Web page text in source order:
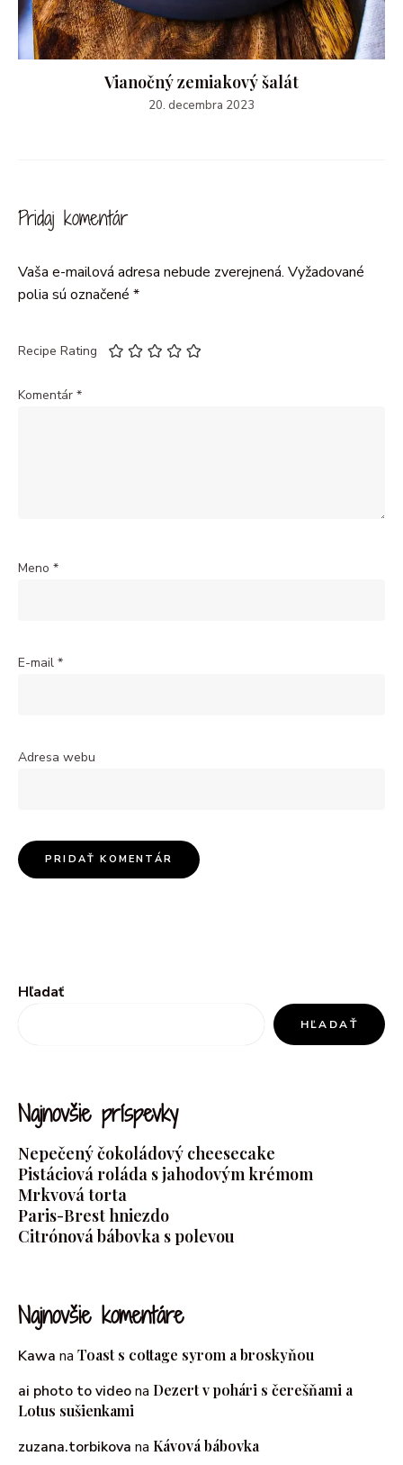
Vianočný zemiakový šalát
20. decembra 2023
Pridaj komentár
Vaša e-mailová adresa nebude zverejnená. Vyžadované
polia sú označené *
Recipe Rating
Komentár *
Meno *
E-mail *
Adresa webu
Hľadať
HĽADAŤ
Najnovšie príspevky
Nepečený čokoládový cheesecake
Pistáciová roláda s jahodovým krémom
Mrkvová torta
Paris-Brest hniezdo
Citrónová bábovka s polevou
Najnovšie komentáre
Kawa na Toast s cottage syrom a broskyňou
ai photo to videona Dezert v pohári s čerešňami a
Lotus sušienkami
zuzana.torbikova na Kávová bábovka